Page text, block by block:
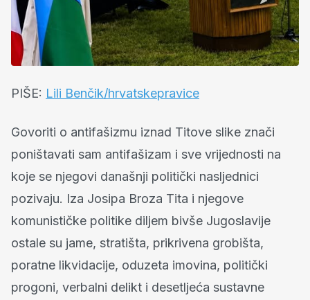
PIŠE: Lili Benčik/hrvatskepravice
Govoriti o antifašizmu iznad Titove slike znači
poništavati sam antifašizam i sve vrijednosti na
koje se njegovi današnji politički nasljednici
pozivaju. Iza Josipa Broza Tita i njegove
komunističke politike diljem bivše Jugoslavije
ostale su jame, stratišta, prikrivena grobišta,
poratne likvidacije, oduzeta imovina, politički
progoni, verbalni delikt i desetljeća sustavne